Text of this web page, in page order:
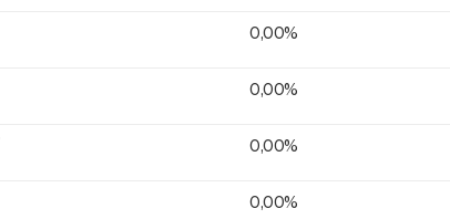
0,00%
0,00%
0,00%
0,00%